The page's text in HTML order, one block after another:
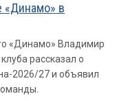
«Динамо» в
«Динамо» Владимир
рассказал о
2026/27 и объявил